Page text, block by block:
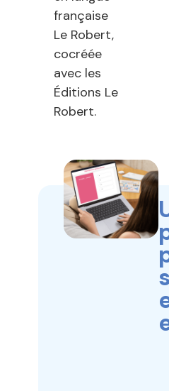
française
Le Robert,
cocréée
avec les
Éditions Le
Robert.